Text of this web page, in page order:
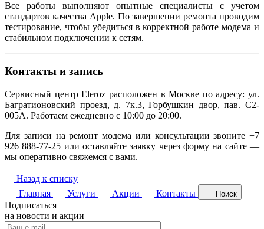
Все работы выполняют опытные специалисты с учетом
стандартов качества Apple. По завершении ремонта проводим
тестирование, чтобы убедиться в корректной работе модема и
стабильном подключении к сетям.
Контакты и запись
Сервисный центр Eleroz расположен в Москве по адресу: ул.
Багратионовский проезд, д. 7к.3, Горбушкин двор, пав. C2-
005A. Работаем ежедневно с 10:00 до 20:00.
Для записи на ремонт модема или консультации звоните +7
926 888-77-25 или оставляйте заявку через форму на сайте —
мы оперативно свяжемся с вами.
Назад к списку
Главная
Услуги Акции Контакты Поиск
Подписаться
на новости и акции